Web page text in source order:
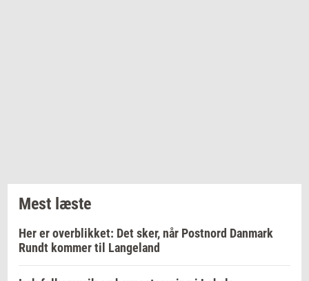
Mest læste
Her er overblikket: Det sker, når Postnord Danmark
Rundt kommer til Langeland